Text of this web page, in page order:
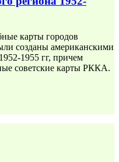
карты городов
созданы американскими
1955 гг, причем
советские карты РККА.